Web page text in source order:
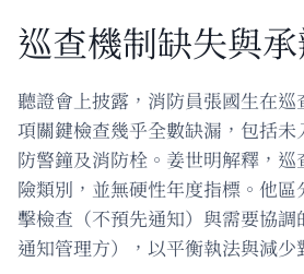
巡查機制缺失與
聽證會上披露，消防員張國生在巡
項關鍵檢查幾乎全數缺漏，包括未
防警鐘及消防栓。姜世明解釋，
險類別，並無硬性年度指標。他
擊檢查（不預先通知）與需要協
通知管理方），以平衡執法與減少